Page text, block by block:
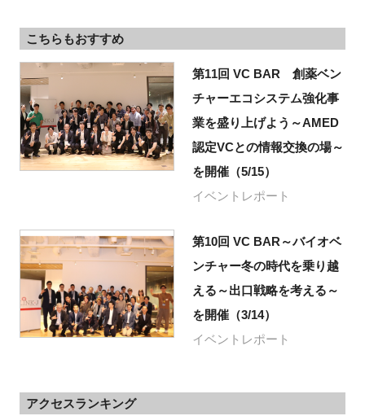
こちらもおすすめ
第11回 VC BAR 創薬ベン
チャーエコシステム強化事
業を盛り上げよう～AMED
認定VCとの情報交換の場～
を開催（5/15）
イベントレポート
第10回 VC BAR～バイオベ
ンチャー冬の時代を乗り越
える～出口戦略を考える～
を開催（3/14）
イベントレポート
アクセスランキング